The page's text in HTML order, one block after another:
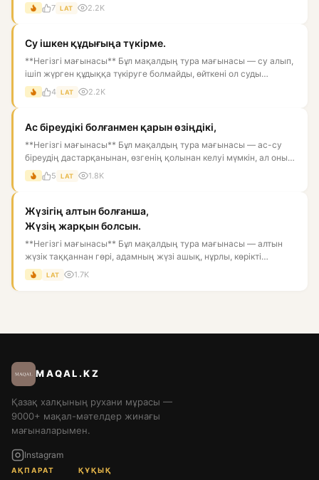
7 LAT 2.2K
Су ішкен құдығыңа түкірме.
**Негізгі мағынасы** Бұл мақалдың тура мағынасы — су алып,
ішіп жүрген құдыққа түкіруге болмайды, өйткені ол суды
ластай...
4 LAT 2.2K
Ас біреудікі болғанмен қарын өзіңдікі,
**Негізгі мағынасы** Бұл мақалдың тура мағынасы — ас-су
біреудің дастарқанынан, өзгенің қолынан келуі мүмкін, ал оны
қор...
5 LAT 1.8K
Жүзігің алтын болғанша,
Жүзің жарқын болсын.
**Негізгі мағынасы** Бұл мақалдың тура мағынасы — алтын
жүзік таққаннан гөрі, адамның жүзі ашық, нұрлы, көрікті
болғаны...
LAT 1.7K
MAQAL.KZ
Қазақ халқының рухани мұрасы —
9000+ мақал-мәтелдер жинағы
мағыналарымен.
Instagram
АҚПАРАТ ҚҰҚЫҚ